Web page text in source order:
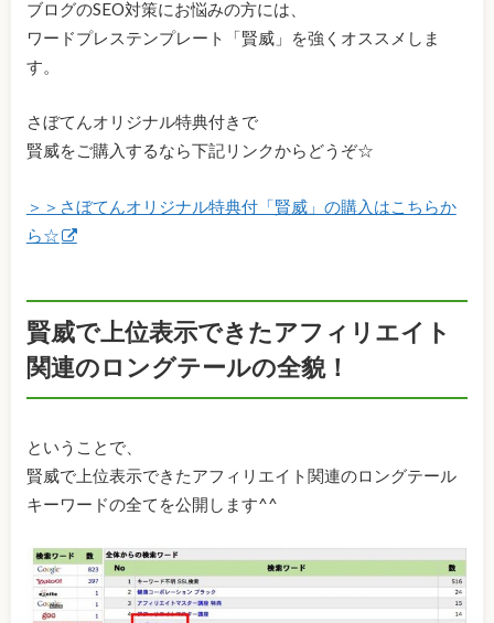
ブログのSEO対策にお悩みの方には、
ワードプレステンプレート「賢威」を強くオススメしま
す。
さぼてんオリジナル特典付きで
賢威をご購入するなら下記リンクからどうぞ☆
＞＞さぼてんオリジナル特典付「賢威」の購入はこちらか
ら☆
賢威で上位表示できたアフィリエイト
関連のロングテールの全貌！
ということで、
賢威で上位表示できたアフィリエイト関連のロングテール
キーワードの全てを公開します^^